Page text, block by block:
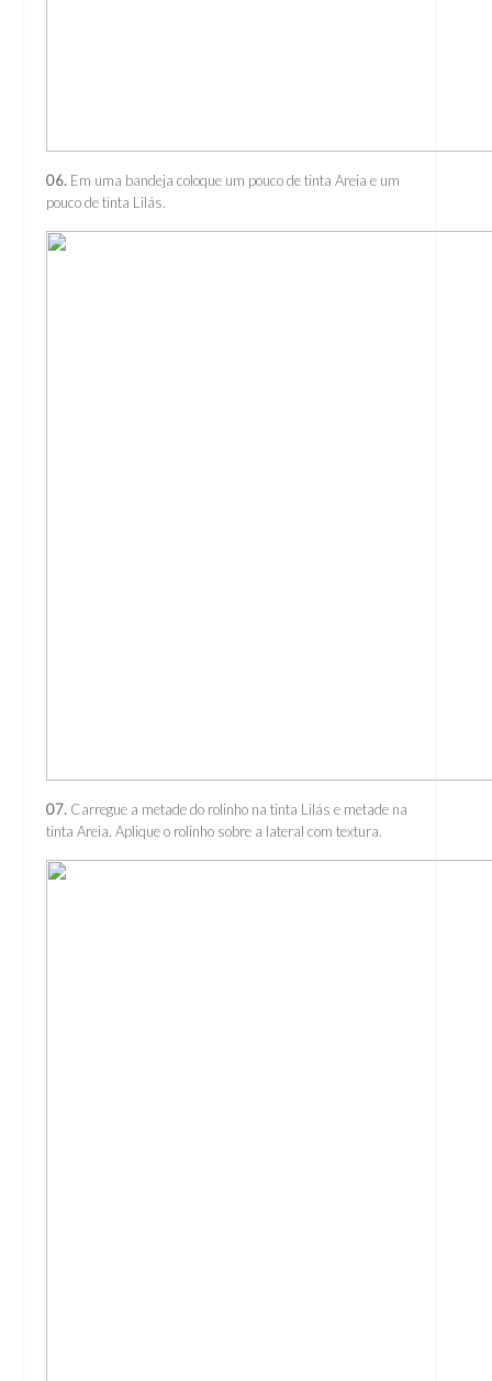
06. Em uma bandeja coloque um pouco de tinta Areia e um
pouco de tinta Lilás.
07. Carregue a metade do rolinho na tinta Lilás e metade na
tinta Areia. Aplique o rolinho sobre a lateral com textura.